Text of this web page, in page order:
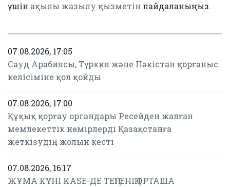
үшін ақылы жазылу қызметін пайдаланыңыз.
07.08.2026, 17:05
Сауд Арабиясы, Түркия және Пәкістан қорғаныс
келісіміне қол қойды
07.08.2026, 17:00
Құқық қорғау органдары Ресейден жалған
мемлекеттік нөмірлерді Қазақстанға
жеткізудің жолын кесті
07.08.2026, 16:17
ЖҰМА КҮНІ KASE-ДЕ ТЕҢГЕНІҢ ОРТАША